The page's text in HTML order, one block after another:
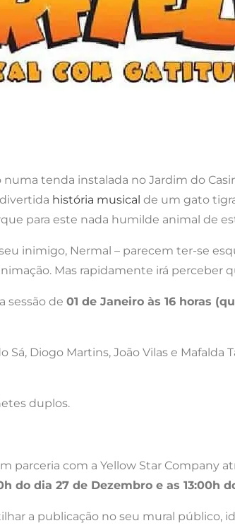
tenda instalada no Jardim do
história musical de um gato
para este nada humilde animal de
inimigo, Nermal – parecem ter-se
Mas rapidamente irá perceber
sessão de 01 de Janeiro às 16 horas
Diogo Martins, João Vilas e Mafalda
duplos.
parceria com a Yellow Star Company
do dia 27 de Dezembro e as 13:00h
a publicação no seu mural